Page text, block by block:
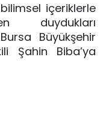
içeriklerle
duydukları
Büyükşehir
Şahin Biba’ya